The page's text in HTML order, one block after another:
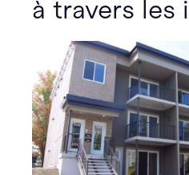
à travers les